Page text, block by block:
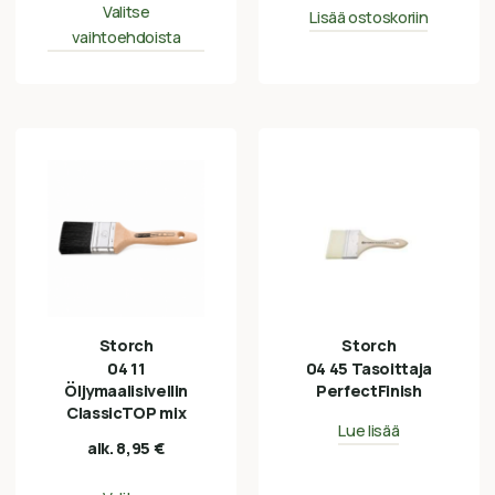
Valitse
vaihtoehdoista
Lisää ostoskoriin
Storch
04 11
Öljymaalisivellin
ClassicTOP mix
alk. 8,95 €
Storch
04 45 Tasoittaja
PerfectFinish
Lue lisää